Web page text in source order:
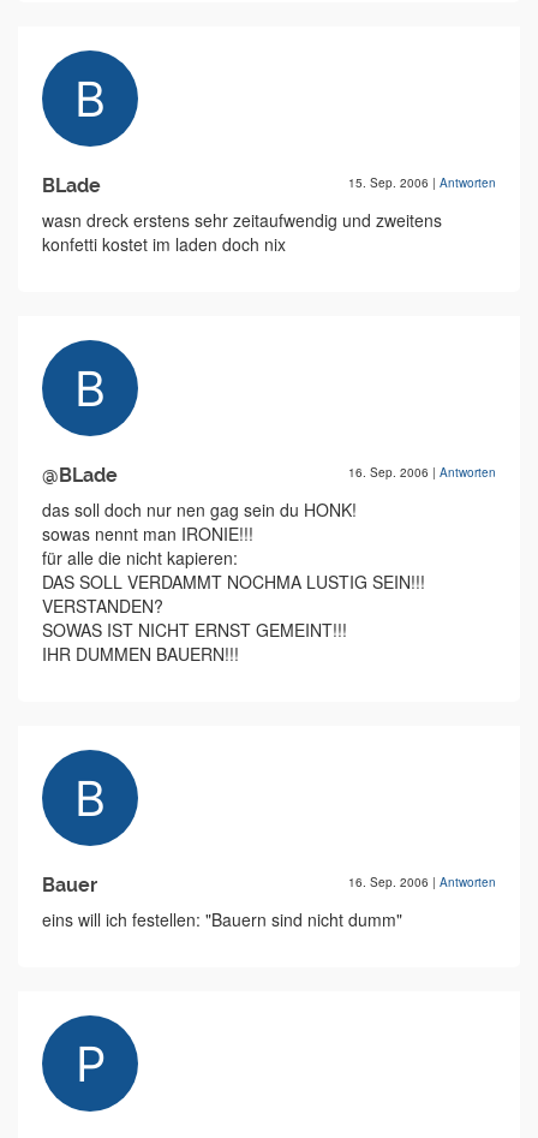
BLade 15. Sep. 2006 | Antworten
wasn dreck erstens sehr zeitaufwendig und zweitens
konfetti kostet im laden doch nix
@BLade 16. Sep. 2006 | Antworten
das soll doch nur nen gag sein du HONK!
sowas nennt man IRONIE!!!
für alle die nicht kapieren:
DAS SOLL VERDAMMT NOCHMA LUSTIG SEIN!!!
VERSTANDEN?
SOWAS IST NICHT ERNST GEMEINT!!!
IHR DUMMEN BAUERN!!!
Bauer 16. Sep. 2006 | Antworten
eins will ich festellen: "Bauern sind nicht dumm"